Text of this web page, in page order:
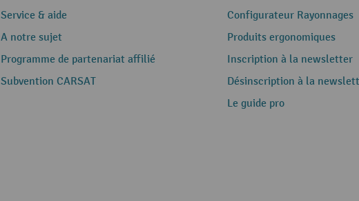
Service & aide
A notre sujet
Programme de partenariat affilié
Subvention CARSAT
Configurateur Rayonnages
Produits ergonomiques
Inscription à la newsletter
Désinscription à la
Le guide pro